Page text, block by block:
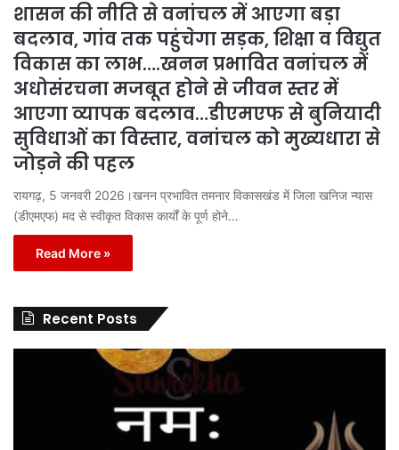
शासन की नीति से वनांचल में आएगा बड़ा
बदलाव, गांव तक पहुंचेगा सड़क, शिक्षा व विद्युत
विकास का लाभ….खनन प्रभावित वनांचल में
अधोसंरचना मजबूत होने से जीवन स्तर में
आएगा व्यापक बदलाव…डीएमएफ से बुनियादी
सुविधाओं का विस्तार, वनांचल को मुख्यधारा से
जोड़ने की पहल
रायगढ़, 5 जनवरी 2026।खनन प्रभावित तमनार विकासखंड में जिला खनिज न्यास
(डीएमएफ) मद से स्वीकृत विकास कार्यों के पूर्ण होने…
Read More »
Recent Posts